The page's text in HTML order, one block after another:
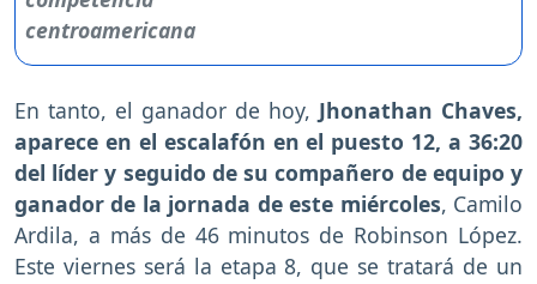
En tanto, el ganador de hoy, Jhonathan Chaves,
aparece en el escalafón en el puesto 12, a 36:20
del líder y seguido de su compañero de equipo y
ganador de la jornada de este miércoles, Camilo
Ardila, a más de 46 minutos de Robinson López.
Este viernes será la etapa 8, que se tratará de un